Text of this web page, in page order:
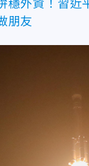
穩外資！習
朋友